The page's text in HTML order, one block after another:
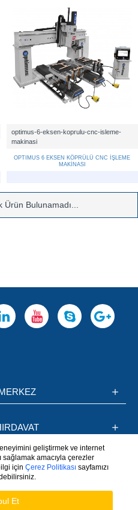
optimus-6-eksen-koprulu-cnc-isleme-
makinasi
OPTIMUS 6 EKSEN KÖPRÜLÜ CNC İŞLEME
MAKİNASI
Bulunamadı...
geliştirmek ve internet
sağlamak amacıyla çerezler
için Çerez Politikasısayfamızı
Et